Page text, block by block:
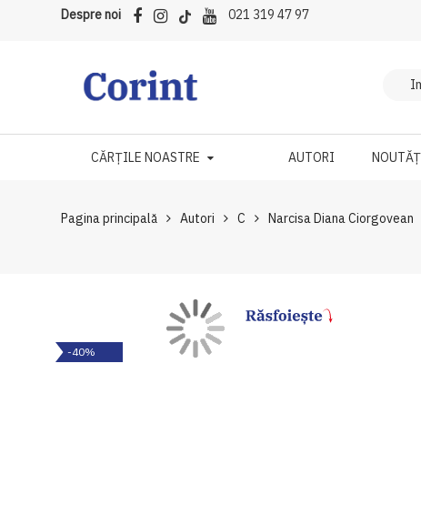
Despre noi 021 319 47 97
CĂRȚILE NOASTRE AUTORI
Pagina principală Autori C Narcisa Diana Ciorgovean
to-40%